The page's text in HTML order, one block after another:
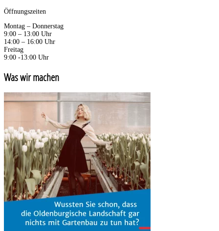
Öffnungszeiten
Montag – Donnerstag
9:00 – 13:00 Uhr
14:00 – 16:00 Uhr
Freitag
9:00 -13:00 Uhr
Was wir machen